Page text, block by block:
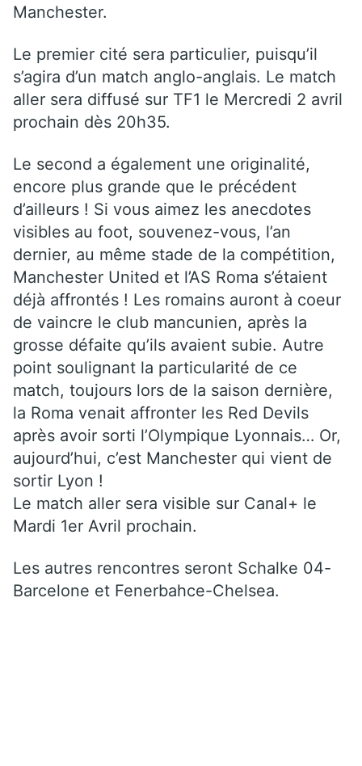
Manchester.
Le premier cité sera particulier, puisqu’il
s’agira d’un match anglo-anglais. Le match
aller sera diffusé sur TF1 le Mercredi 2 avril
prochain dès 20h35.
Le second a également une originalité,
encore plus grande que le précédent
d’ailleurs ! Si vous aimez les anecdotes
visibles au foot, souvenez-vous, l’an
dernier, au même stade de la compétition,
Manchester United et l’AS Roma s’étaient
déjà affrontés ! Les romains auront à coeur
de vaincre le club mancunien, après la
grosse défaite qu’ils avaient subie. Autre
point soulignant la particularité de ce
match, toujours lors de la saison dernière,
la Roma venait affronter les Red Devils
après avoir sorti l’Olympique Lyonnais… Or,
aujourd’hui, c’est Manchester qui vient de
sortir Lyon !
Le match aller sera visible sur Canal+ le
Mardi 1er Avril prochain.
Les autres rencontres seront Schalke 04-
Barcelone et Fenerbahce-Chelsea.